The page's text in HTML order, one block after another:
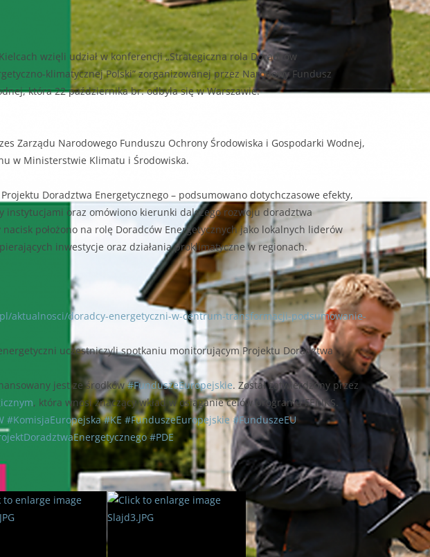
wzięli udział w konferencji „Strategiczna rola Doradców
klimatycznej Polski” zorganizowanej przez Narodowy Fundusz
która 22 października br. odbyła się w Warszawie.
Zarządu Narodowego Funduszu Ochrony Środowiska i Gospodarki Wodnej,
w Ministerstwie Klimatu i Środowiska.
Doradztwa Energetycznego – podsumowano dotychczasowe efekty,
instytucjami oraz omówiono kierunki dalszego rozwoju doradztwa
położono na rolę Doradców Energetycznych jako lokalnych liderów
inwestycje oraz działania proklimatyczne w regionach.
aktualnosci/doradcy-energetyczni-w-centrum-transformacji-podsumowanie-
uczestniczyli spotkaniu monitorującym Projektu Doradztwa
jest ze środków#FunduszeEuropejskie. Został zatwierdzony przez
, która wnosi znaczący wkład w osiąganie celów programu FEnIKS.
#KomisjaEuropejska #KE #FunduszeEuropejskie #FunduszeEU
#PDE